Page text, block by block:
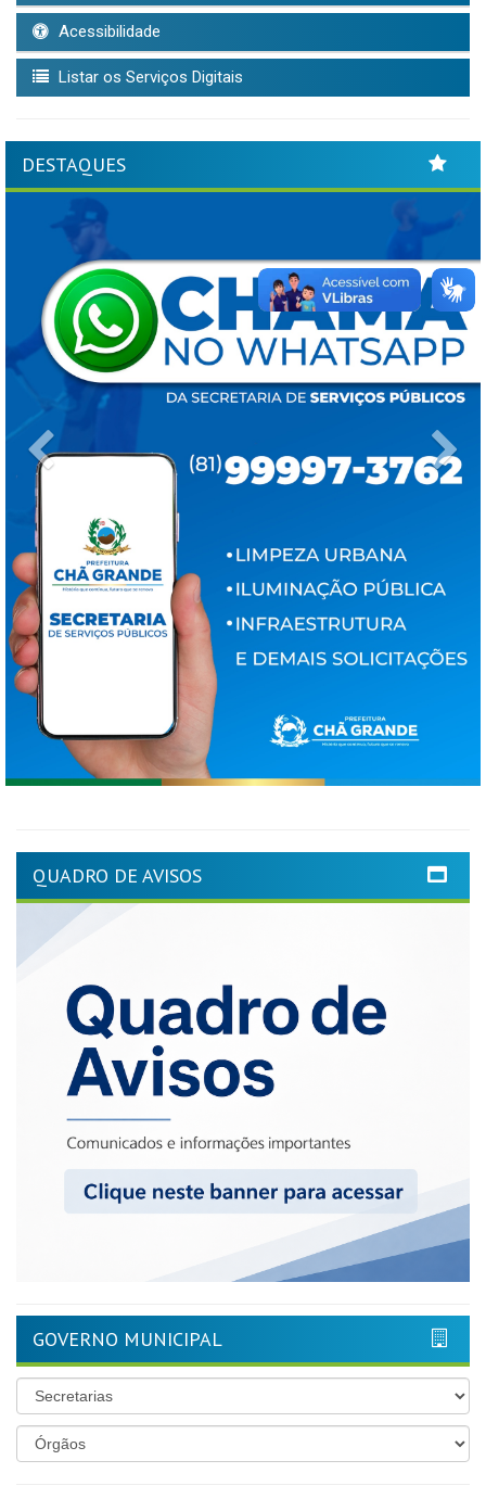
Acessibilidade
Listar os Serviços Digitais
DESTAQUES
QUADRO DE AVISOS
GOVERNO MUNICIPAL